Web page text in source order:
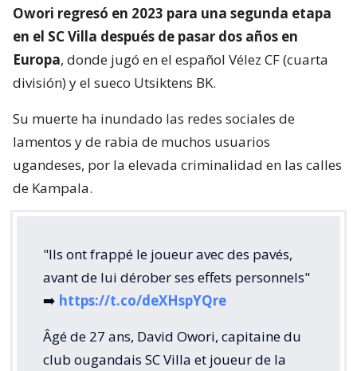
Owori regresó en 2023 para una segunda etapa
en el SC Villa después de pasar dos años en
Europa, donde jugó en el español Vélez CF (cuarta
división) y el sueco Utsiktens BK.
Su muerte ha inundado las redes sociales de
lamentos y de rabia de muchos usuarios
ugandeses, por la elevada criminalidad en las calles
de Kampala.
"Ils ont frappé le joueur avec des pavés,
avant de lui dérober ses effets personnels"
➡️ https://t.co/deXHspYQre
Âgé de 27 ans, David Owori, capitaine du
club ougandais SC Villa et joueur de la